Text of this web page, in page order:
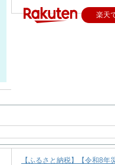
楽天
【ふるさと納税】【令和8年